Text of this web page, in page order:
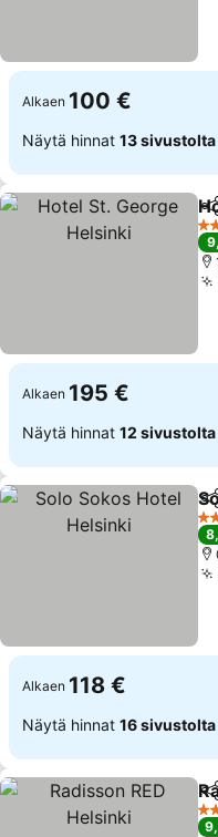
Alkaen 100 €
Näytä hinnat 13 sivustolta
5
Alkaen 195 €
Näytä hinnat 12 sivustolta
4
Alkaen 118 €
Näytä hinnat 16 sivustolta
4